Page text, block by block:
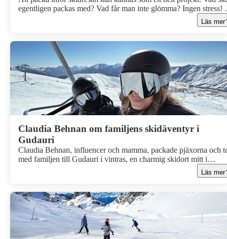
egentligen packas med? Vad får man inte glömma? Ingen stress!
har samlat våra bästa tips och satt ihop smarta packlistor som gör
packningen både enklare och roligare. Så slipper du panikpacka
efter snö, skidåkning och afterski!
Läs mer
Claudia Behnan om familjens skidäventyr i
Gudauri
Claudia Behnan, influencer och mamma, packade pjäxorna och
med familjen till Gudauri i vintras, en charmig skidort mitt i
Georgiens mäktiga Kaukasusberg. Tillsammans med Apollo blev
det en resa fylld med offpist, gondoler, varm choklad och härliga
barnens favoriter och varför Gudauri blev en riktig fullträff för
familjen.
Läs mer